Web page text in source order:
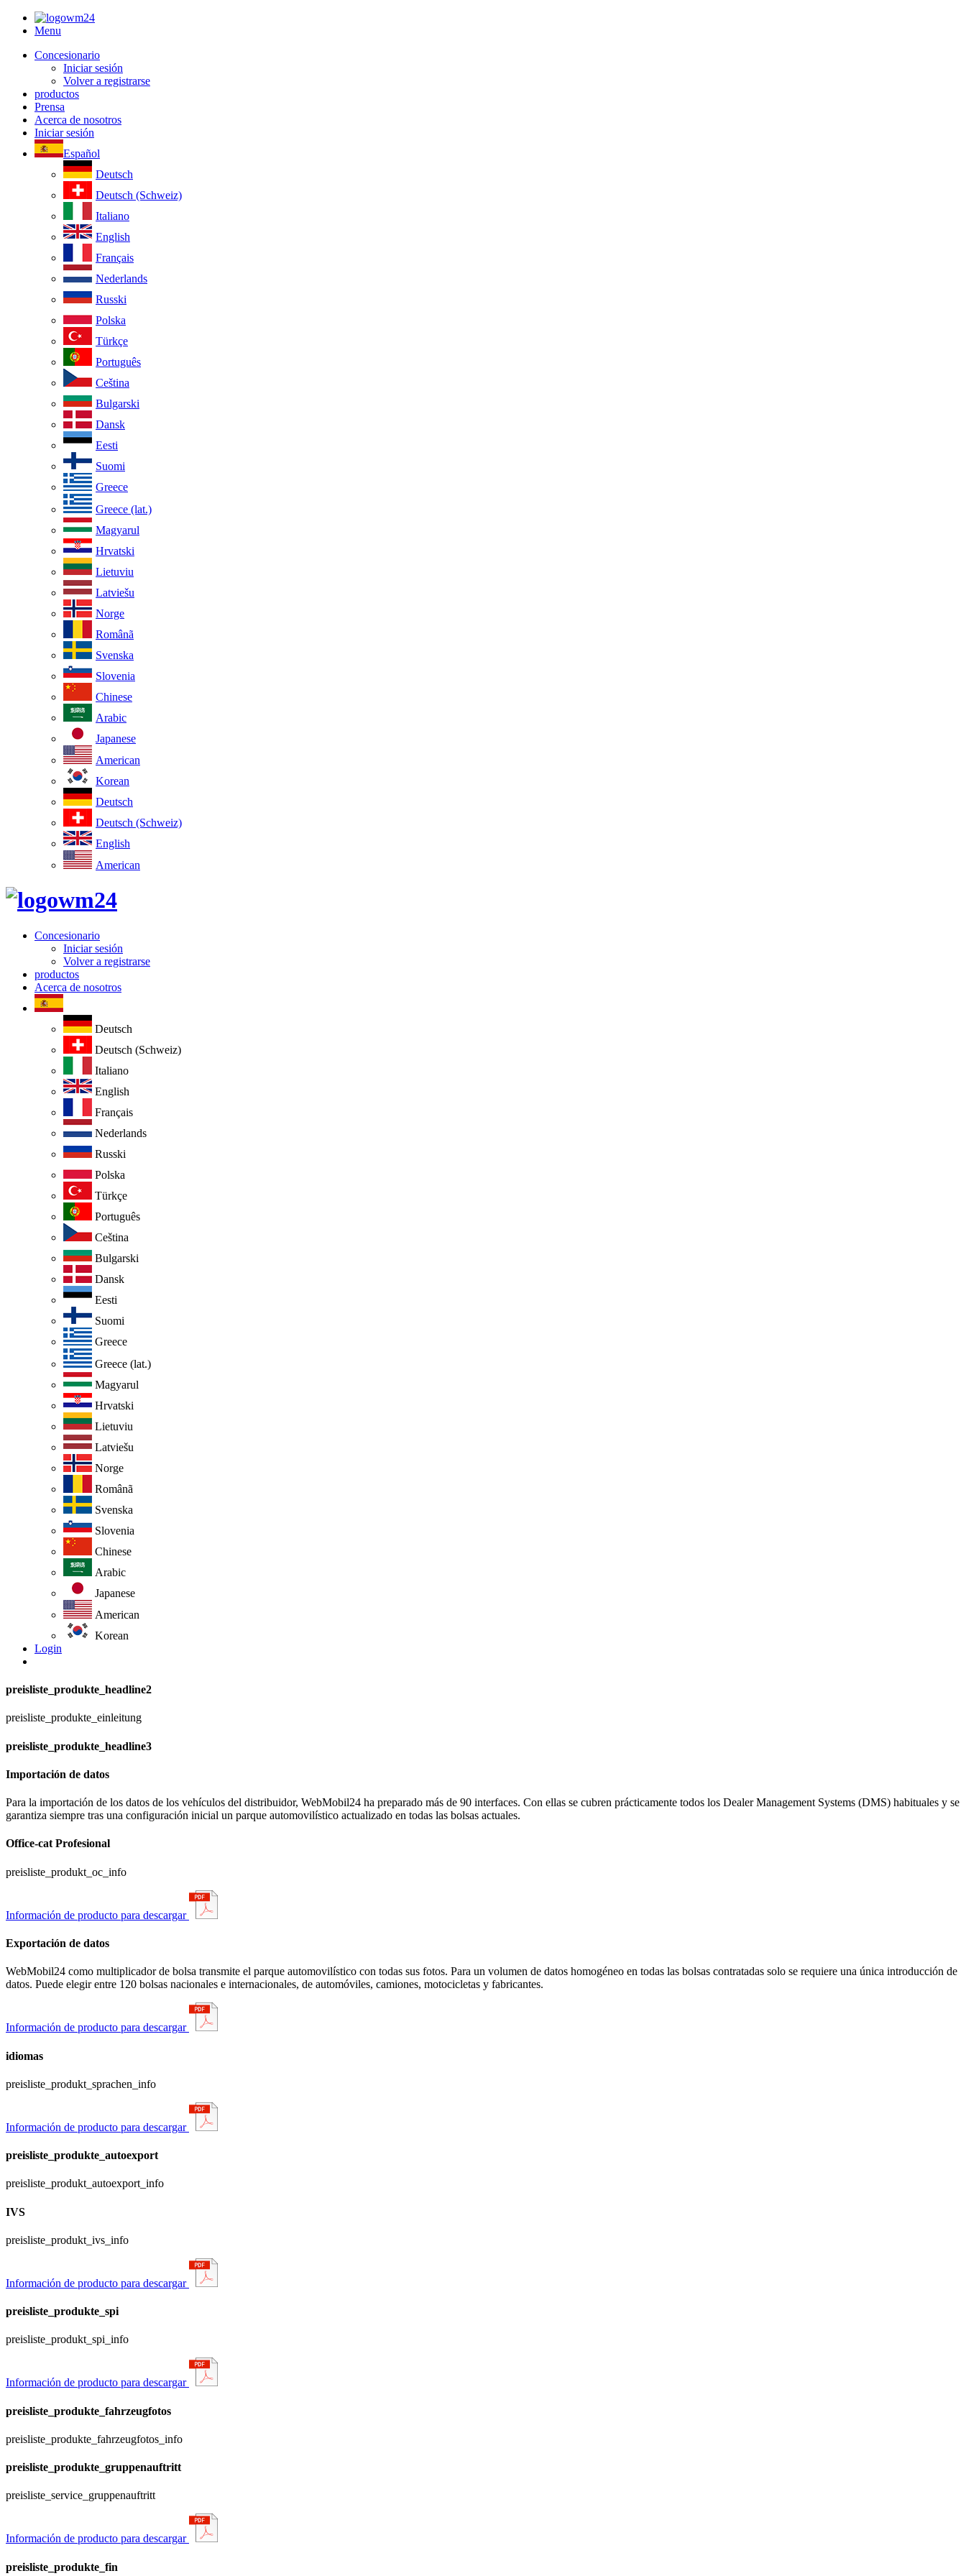
Menu
Concesionario
Iniciar sesión
Volver a registrarse
productos
Prensa
Acerca de nosotros
Iniciar sesión
Español
Deutsch
Deutsch (Schweiz)
Italiano
English
Français
Nederlands
Russki
Polska
Türkçe
Português
Ceština
Bulgarski
Dansk
Eesti
Suomi
Greece
Greece (lat.)
Magyarul
Hrvatski
Lietuviu
Latviešu
Norge
Românã
Svenska
Slovenia
Chinese
Arabic
Japanese
American
Korean
Deutsch
Deutsch (Schweiz)
English
American
Concesionario
Iniciar sesión
Volver a registrarse
productos
Acerca de nosotros
Deutsch
Deutsch (Schweiz)
Italiano
English
Français
Nederlands
Russki
Polska
Türkçe
Português
Ceština
Bulgarski
Dansk
Eesti
Suomi
Greece
Greece (lat.)
Magyarul
Hrvatski
Lietuviu
Latviešu
Norge
Românã
Svenska
Slovenia
Chinese
Arabic
Japanese
American
Korean
Login
preisliste_produkte_headline2
preisliste_produkte_einleitung
preisliste_produkte_headline3
Importación de datos
Para la importación de los datos de los vehículos del distribuidor, WebMobil24 ha preparado más de 90 interfaces. Con ellas se cubren prácticamente todos los Dealer Management Systems (DMS) habituales y se
garantiza siempre tras una configuración inicial un parque automovilístico actualizado en todas las bolsas actuales.
Office-cat Profesional
preisliste_produkt_oc_info
Información de producto para descargar
Exportación de datos
WebMobil24 como multiplicador de bolsa transmite el parque automovilístico con todas sus fotos. Para un volumen de datos homogéneo en todas las bolsas contratadas solo se requiere una única introducción de
datos. Puede elegir entre 120 bolsas nacionales e internacionales, de automóviles, camiones, motocicletas y fabricantes.
Información de producto para descargar
idiomas
preisliste_produkt_sprachen_info
Información de producto para descargar
preisliste_produkte_autoexport
preisliste_produkt_autoexport_info
IVS
preisliste_produkt_ivs_info
Información de producto para descargar
preisliste_produkte_spi
preisliste_produkt_spi_info
Información de producto para descargar
preisliste_produkte_fahrzeugfotos
preisliste_produkte_fahrzeugfotos_info
preisliste_produkte_gruppenauftritt
preisliste_service_gruppenauftritt
Información de producto para descargar
preisliste_produkte_fin